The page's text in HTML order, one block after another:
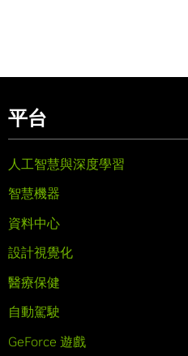
平台
人工智慧與深度學習
智慧機器
資料中心
設計視覺化
醫療保健
自動駕駛
GeForce 遊戲